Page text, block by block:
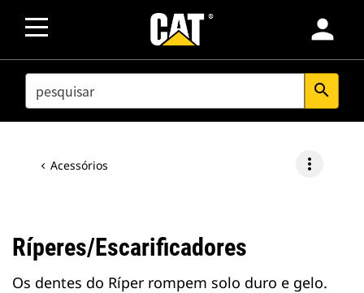
person
SEARCH search
Acessórios more_vert
Ríperes/Escarificadores
Os dentes do Ríper rompem solo duro e gelo.